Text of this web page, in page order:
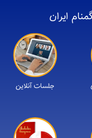
ایران
جلسات آنلاین